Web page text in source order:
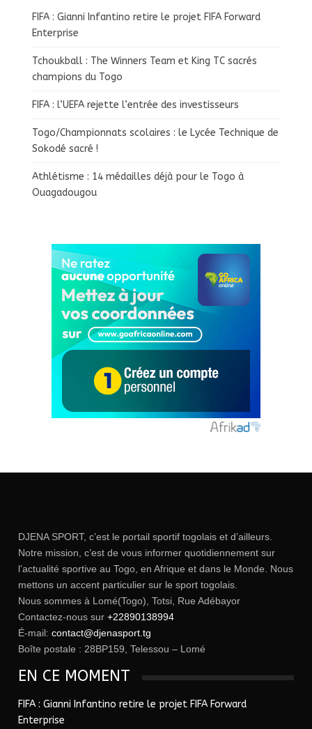
FIFA : Gianni Infantino retire le projet FIFA Forward
Enterprise
Tchoukball : The Winners Team et King TC sacrés
champions du Togo
FIFA : l’UEFA rejette l’entrée des investisseurs
Togo/Championnats scolaires : le Lycée Technique de
Sokodé sacré !
Athlétisme : 14 médailles déjà pour le Togo à
Ouagadougou
DJENA SPORT, c’est le portail sportif togolais et d’ailleurs.
Notre mission, c’est de vous informer quotidiennement sur
l’actualité sportive au Togo, en Afrique et dans le Monde. Nous
mettons un accent particulier sur le sport togolais.
Nous sommes à Lomé(Togo), Totsi, Rue Adébayor
Contactez-nous sur +22890138994
É-mail: contact@djenasport.tg
Boîte postale : 28BP159, Telessou – Lomé
EN CE MOMENT
FIFA : Gianni Infantino retire le projet FIFA Forward
Enterprise